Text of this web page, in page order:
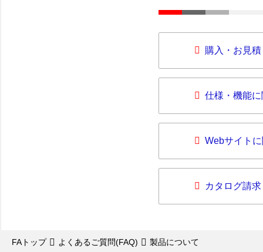
購入・お見
仕様・機能
Webサイト
カタログ請求
FAトップ よくあるご質問(FAQ)
製品について